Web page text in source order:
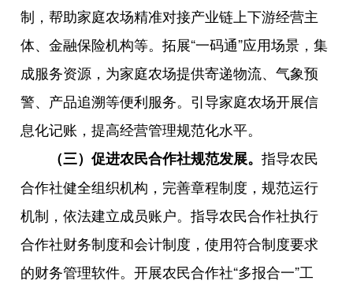
制，帮助家庭农场精准对接产业链上下游经营主
体、金融保险机构等。拓展“一码通”应用场景，集
成服务资源，为家庭农场提供寄递物流、气象预
警、产品追溯等便利服务。引导家庭农场开展信
息化记账，提高经营管理规范化水平。
（三）促进农民合作社规范发展。指导农民
合作社健全组织机构，完善章程制度，规范运行
机制，依法建立成员账户。指导农民合作社执行
合作社财务制度和会计制度，使用符合制度要求
的财务管理软件。开展农民合作社“多报合一”工